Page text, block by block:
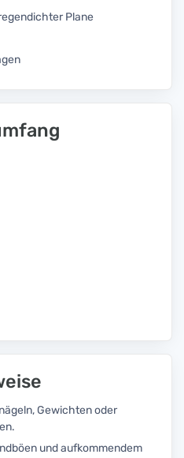
Plane
Gewichten oder
und aufkommendem